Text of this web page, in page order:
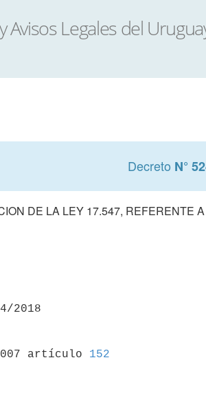
Decreto N°
DE LA LEY 17.547, REFERENTE
2018
artículo 152